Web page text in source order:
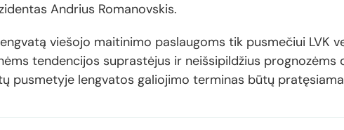
Andrius Romanovskis.
viešojo maitinimo paslaugoms tik pusmečiui LVK
tendencijos suprastėjus ir neišsipildžius prognozėms
pusmetyje lengvatos galiojimo terminas būtų